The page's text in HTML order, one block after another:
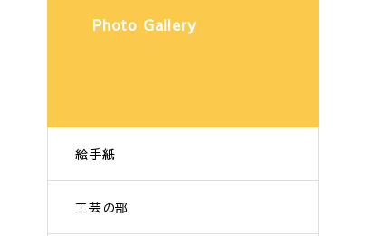
Photo Gallery
絵手紙
工芸の部